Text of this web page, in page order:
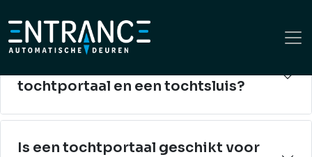
tochtportaal en een tochtsluis?
Is een tochtportaal geschikt voor